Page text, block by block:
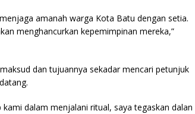
amanah warga Kota Batu dengan setia.
menghancurkan kepemimpinan mereka,”
dan tujuannya sekadar mencari petunjuk
dalam menjalani ritual, saya tegaskan dalan